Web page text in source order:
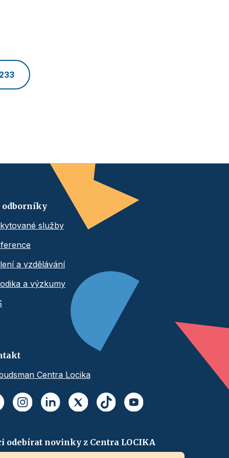
odborníky
služby
a vzdělávání
a výzkumy
Centra Locika
odebírat novinky z Centra LOCIKA